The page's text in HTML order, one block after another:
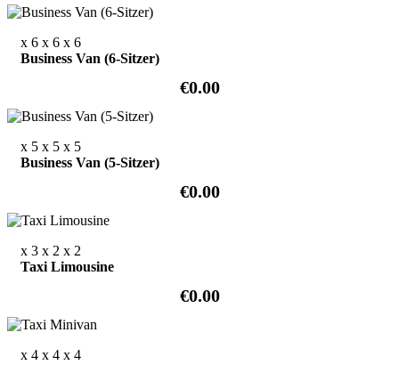
x 6 x 6 x 6
Business Van (6-Sitzer)
€0.00
x 5 x 5 x 5
Business Van (5-Sitzer)
€0.00
x 3 x 2 x 2
Taxi Limousine
€0.00
x 4 x 4 x 4